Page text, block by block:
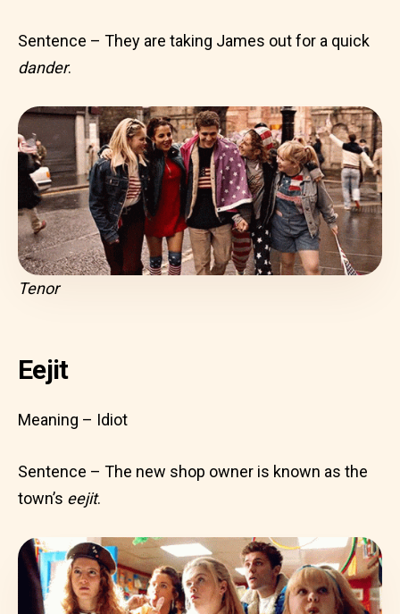
Sentence – They are taking James out for a quick
dander.
Tenor
Eejit
Meaning – Idiot
Sentence – The new shop owner is known as the
town’s eejit.